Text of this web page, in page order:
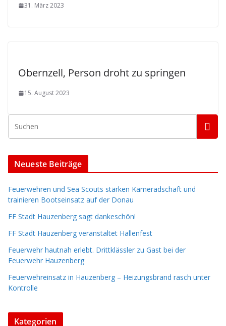
31. März 2023
Obernzell, Person droht zu springen
15. August 2023
Neueste Beiträge
Feuerwehren und Sea Scouts stärken Kameradschaft und
trainieren Bootseinsatz auf der Donau
FF Stadt Hauzenberg sagt dankeschön!
FF Stadt Hauzenberg veranstaltet Hallenfest
Feuerwehr hautnah erlebt. Drittklässler zu Gast bei der
Feuerwehr Hauzenberg
Feuerwehreinsatz in Hauzenberg – Heizungsbrand rasch unter
Kontrolle
Kategorien